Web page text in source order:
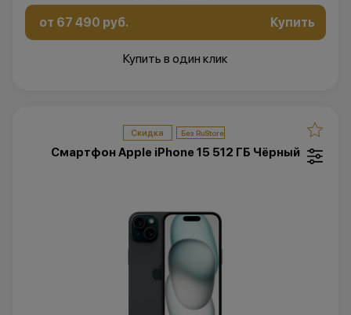
от 67 490 руб. Купить
Купить в один клик
Скидка
Смартфон Apple iPhone 15 512 ГБ Чёрный